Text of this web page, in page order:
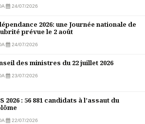
24/07/2026
2026: une Journée nationale de
prévue le 2 août
24/07/2026
des ministres du 22 juillet 2026
23/07/2026
2026 : 56 881 candidats à l’assaut du
22/07/2026